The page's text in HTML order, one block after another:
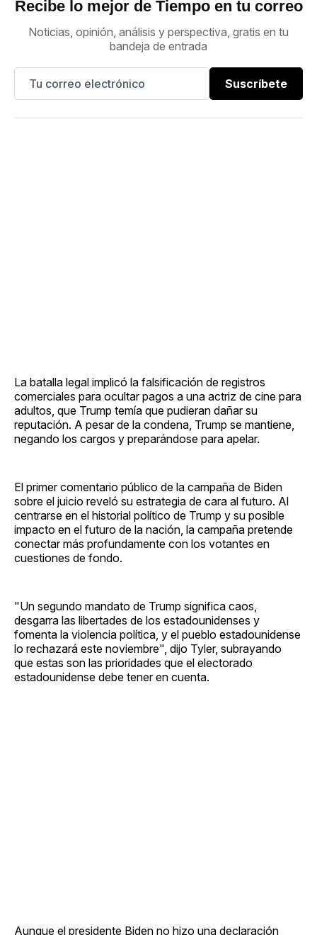
Recibe lo mejor de Tiempo en tu correo
Noticias, opinión, análisis y perspectiva, gratis en tu
bandeja de entrada
Suscríbete
La batalla legal implicó la falsificación de registros
comerciales para ocultar pagos a una actriz de cine para
adultos, que Trump temía que pudieran dañar su
reputación. A pesar de la condena, Trump se mantiene,
negando los cargos y preparándose para apelar.
El primer comentario público de la campaña de Biden
sobre el juicio reveló su estrategia de cara al futuro. Al
centrarse en el historial político de Trump y su posible
impacto en el futuro de la nación, la campaña pretende
conectar más profundamente con los votantes en
cuestiones de fondo.
"Un segundo mandato de Trump significa caos,
desgarra las libertades de los estadounidenses y
fomenta la violencia política, y el pueblo estadounidense
lo rechazará este noviembre", dijo Tyler, subrayando
que estas son las prioridades que el electorado
estadounidense debe tener en cuenta.
Aunque el presidente Biden no hizo una declaración